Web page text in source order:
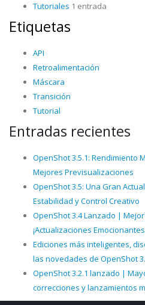
Tutoriales 1 entrada
Etiquetas
API
Retroalimentación
Máscara
Transición
Tutorial
Entradas recientes
OpenShot 3.5.1: Rendimiento
Mejores Previsualizaciones
OpenShot 3.5: Una Gran
Estabilidad y Control Creativo
OpenShot 3.4 Lanzado |
¡Actualizaciones
Ediciones más inteligentes,
las novedades de OpenShot
OpenShot 3.2.1 lanzado |
correcciones y lanzamientos